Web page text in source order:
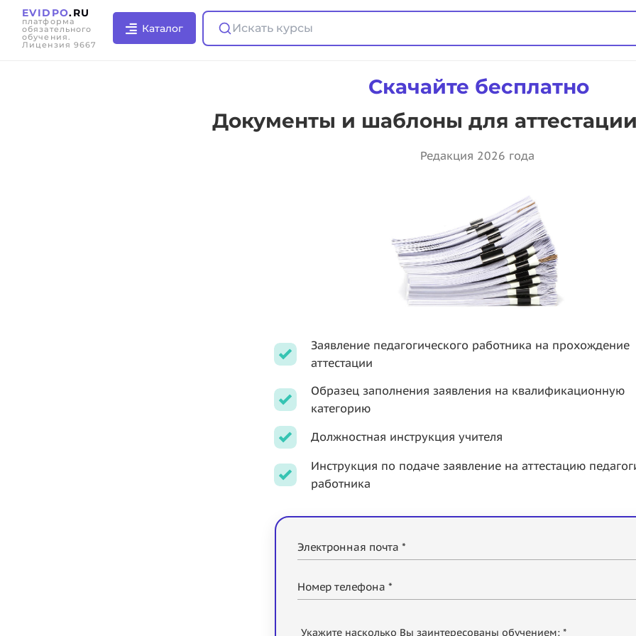
EVIDPO.RU
платформа
обязательного
обучения.
Лицензия 9667
Каталог Искать курсы
Скачайте бесплатно
Документы и шаблоны для
Редакция 2026 года
Заявление педагогического работника на прохождение
аттестации
Образец заполнения заявления на квалификационную
категорию
Должностная инструкция учителя
Инструкция по подаче заявление на аттестацию
работника
Электронная почта *
Номер телефона *
Укажите насколько Вы заинтересованы обучением: *